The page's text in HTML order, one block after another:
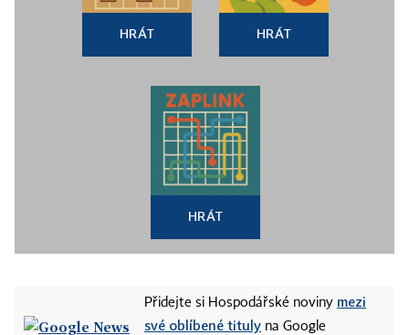
HRÁT HRÁT
HRÁT
Přidejte si Hospodářské noviny mezi
své oblíbené tituly na Google